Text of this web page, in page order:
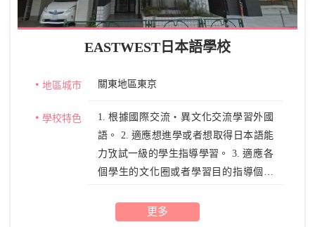
EASTWEST日本語學校
地區城市 關東地區東京
學校特色
1. 根據國際交流・異文化交流學習外國
語。 2. 適應想進學或者想取得日本語能
力攷試一級的學生指導學習。 3. 適應各
個學生的文化圈或者學習目的指導個人
更多